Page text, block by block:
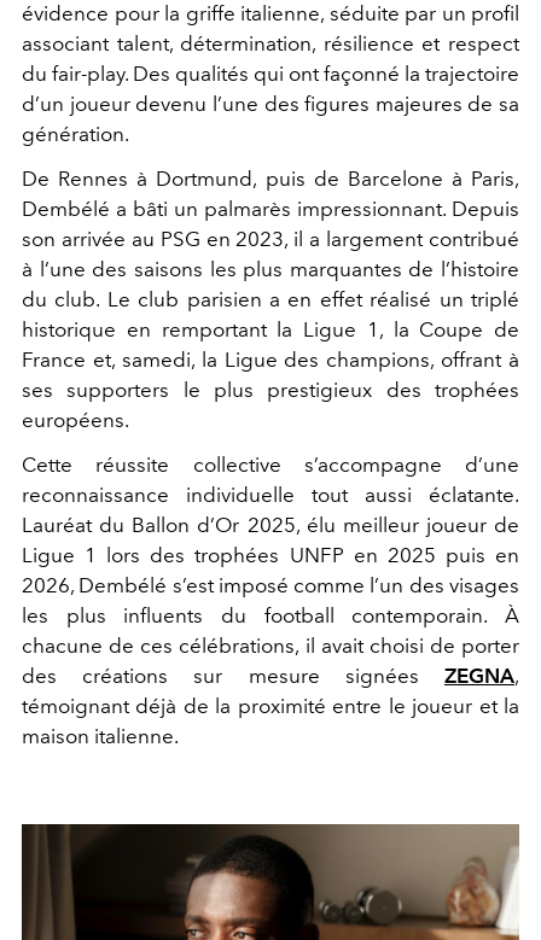
évidence pour la griffe italienne, séduite par un profil
associant talent, détermination, résilience et respect
du fair-play. Des qualités qui ont façonné la trajectoire
d’un joueur devenu l’une des figures majeures de sa
génération.
De Rennes à Dortmund, puis de Barcelone à Paris,
Dembélé a bâti un palmarès impressionnant. Depuis
son arrivée au PSG en 2023, il a largement contribué
à l’une des saisons les plus marquantes de l’histoire
du club. Le club parisien a en effet réalisé un triplé
historique en remportant la Ligue 1, la Coupe de
France et, samedi, la Ligue des champions, offrant à
ses supporters le plus prestigieux des trophées
européens.
Cette réussite collective s’accompagne d’une
reconnaissance individuelle tout aussi éclatante.
Lauréat du Ballon d’Or 2025, élu meilleur joueur de
Ligue 1 lors des trophées UNFP en 2025 puis en
2026, Dembélé s’est imposé comme l’un des visages
les plus influents du football contemporain. À
chacune de ces célébrations, il avait choisi de porter
des créations sur mesure signées ZEGNA,
témoignant déjà de la proximité entre le joueur et la
maison italienne.